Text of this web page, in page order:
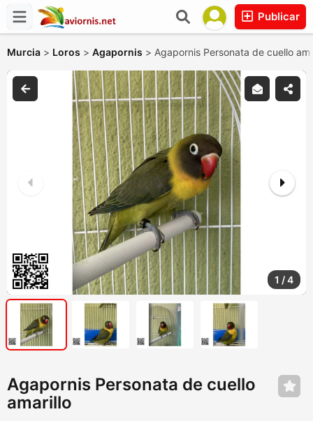
Publicar
Murcia > Loros > Agapornis > Agapornis Personata de cuello
1 /4
Agapornis Personata de cuello
amarillo